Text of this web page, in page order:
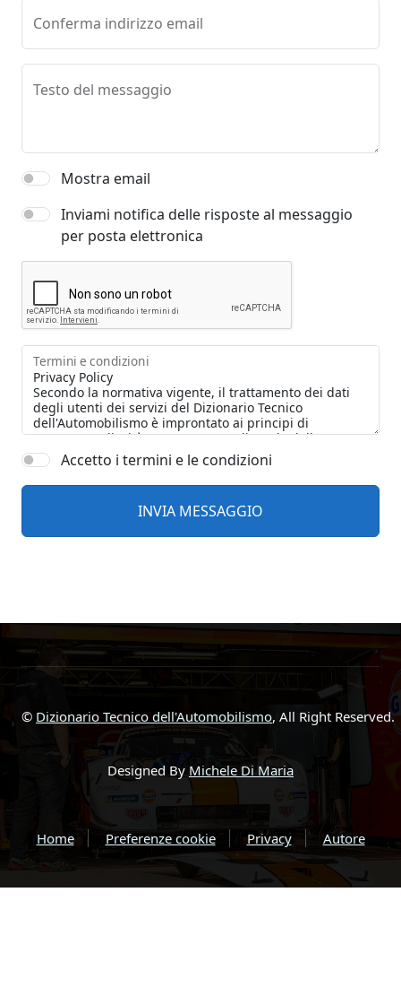
Conferma indirizzo email
Testo del messaggio
Mostra email
Inviami notifica delle risposte al messaggio
per posta elettronica
Termini e condizioni
Accetto i termini e le condizioni
© Dizionario Tecnico dell'Automobilismo, All Right Reserved.
Designed By Michele Di Maria
Home Preferenze cookie Privacy Autore